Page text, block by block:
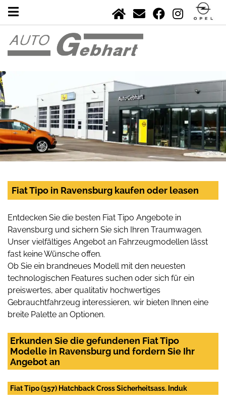
Fiat Tipo in Ravensburg kaufen oder leasen
Entdecken Sie die besten Fiat Tipo Angebote in
Ravensburg und sichern Sie sich Ihren Traumwagen.
Unser vielfältiges Angebot an Fahrzeugmodellen lässt
fast keine Wünsche offen.
Ob Sie ein brandneues Modell mit den neuesten
technologischen Features suchen oder sich für ein
preiswertes, aber qualitativ hochwertiges
Gebrauchtfahrzeug interessieren, wir bieten Ihnen eine
breite Palette an Optionen.
Erkunden Sie die gefundenen Fiat Tipo
Modelle in Ravensburg und fordern Sie Ihr
Angebot an
Fiat Tipo (357) Hatchback Cross Sicherheitsass. Induk